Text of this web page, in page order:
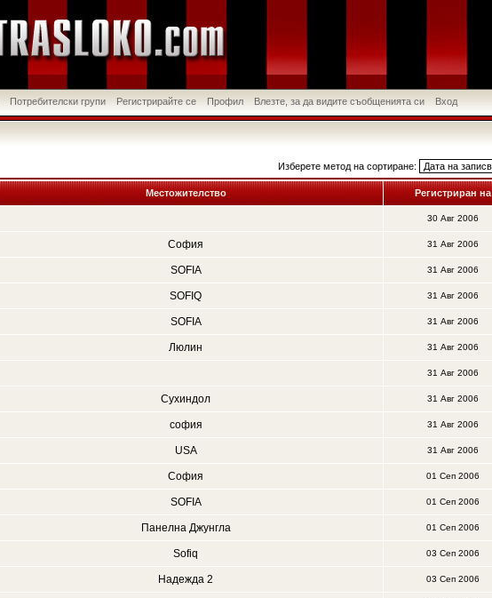
Потребителски групи Регистрирайте се Профил Влезте, за да видите съобщенията си Вход
Изберете метод на сортиране:
Местожителство Регистриран на
30 Авг 2006
София 31 Авг 2006
SOFIA 31 Авг 2006
SOFIQ 31 Авг 2006
SOFIA 31 Авг 2006
Люлин 31 Авг 2006
31 Авг 2006
Сухиндол 31 Авг 2006
софия 31 Авг 2006
USA 31 Авг 2006
София 01 Сеп 2006
SOFIA 01 Сеп 2006
Панелна Джунгла 01 Сеп 2006
Sofiq 03 Сеп 2006
Надежда 2 03 Сеп 2006